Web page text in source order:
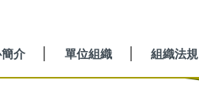
介 單位組織 組織法規